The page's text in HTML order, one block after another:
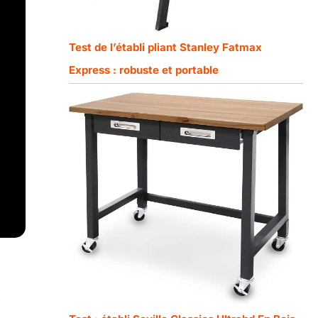
Test de l’établi pliant Stanley Fatmax
Express : robuste et portable